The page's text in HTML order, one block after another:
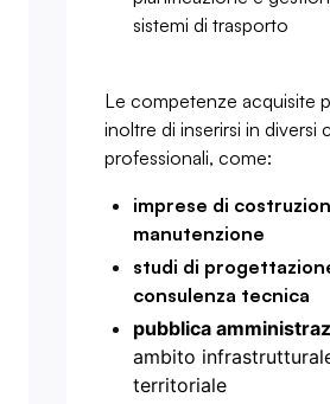
sistemi di trasporto
Le competenze acquisite
inoltre di inserirsi in diversi
professionali, come:
imprese di
manutenzione
studi di
consulenza tecnica
pubblica
ambito
territoriale